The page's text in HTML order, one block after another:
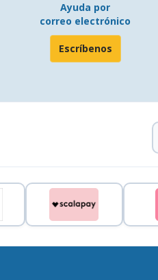
Ayuda por
correo electrónico
Escríbenos